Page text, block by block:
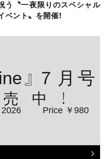
う〝一夜限りのスペシャル
ベント〟を開催！
』７月号
中！
2026 Price ￥980